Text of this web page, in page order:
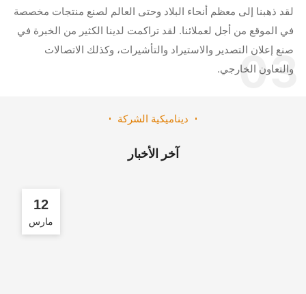
ذهبنا إلى معظم أنحاء البلاد وحتى العالم لصنع منتجات مخصصة
الموقع من أجل لعملائنا. لقد تراكمت لدينا الكثير من الخبرة في
إعلان التصدير والاستيراد والتأشيرات، وكذلك الاتصالات
الخارجي.
ديناميكية الشركة
آخر الأخبار
مارس